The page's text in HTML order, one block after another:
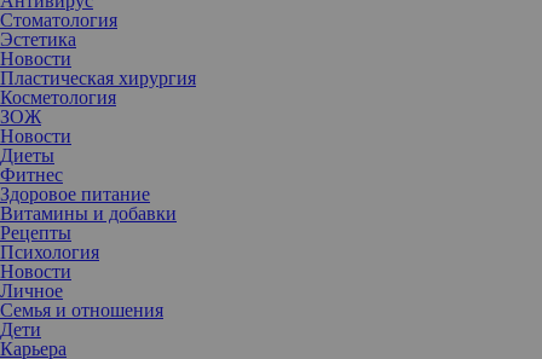
Стоматология
Эстетика
Новости
Пластическая хирургия
Косметология
ЗОЖ
Новости
Диеты
Фитнес
Здоровое питание
Витамины и добавки
Рецепты
Психология
Новости
Личное
Семья и отношения
Дети
Карьера